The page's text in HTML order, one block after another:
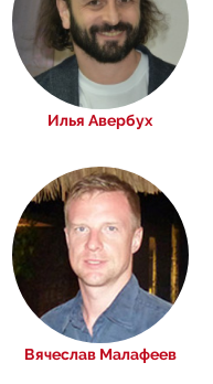
Илья Авербух
Вячеслав Малафеев